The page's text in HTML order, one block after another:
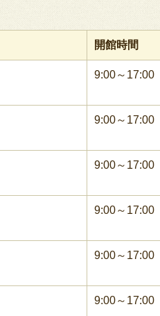
開館時間
9:00～17:00
9:00～17:00
9:00～17:00
9:00～17:00
9:00～17:00
9:00～17:00